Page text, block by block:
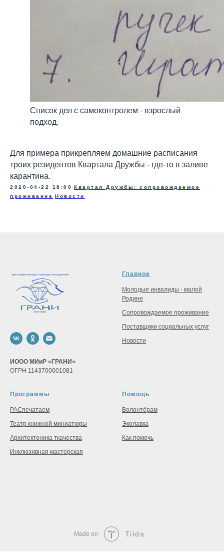
Список дел с самоконтролем - взрослый
подход.
Для примера прикрепляем домашние расписания
троих резидентов Квартала Дружбы - где-то в заливе
карантина.
2020-04-22 18:00 Квартал Дружбы: сопровождаемое
проживание Новости
ИООО МИиР «ГРАНИ»
ОГРН 1143700001081
Главное
Молодые инвалиды - малой
Родине
Сопровождаемое проживание
Поставщики социальных услуг
Новости
Программы
РАСпечатаем
Театр книжной миниатюры
Архитектоника ткачества
Инклюзивная мастерская
Помощь
Волонтёрам
Эколавка
Как помочь
Made on Tilda